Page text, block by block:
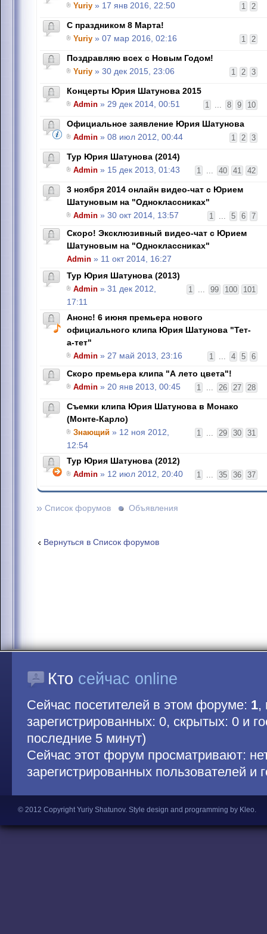
1 2
Yuriy » 17 янв 2016, 22:50
C праздником 8 Марта!
1 2
Yuriy » 07 мар 2016, 02:16
Поздравляю всех с Новым Годом!
1 2 3
Yuriy » 30 дек 2015, 23:06
Концерты Юрия Шатунова 2015
1 ... 8 9 10
Admin » 29 дек 2014, 00:51
Официальное заявление Юрия Шатунова
1 2 3
Admin » 08 июл 2012, 00:44
Тур Юрия Шатунова (2014)
1 ... 40 41 42
Admin » 15 дек 2013, 01:43
3 ноября 2014 онлайн видео-чат с Юрием
Шатуновым на "Одноклассниках"
1 ... 5 6 7
Admin » 30 окт 2014, 13:57
Скоро! Эксклюзивный видео-чат с Юрием
Шатуновым на "Одноклассниках"
Admin » 11 окт 2014, 16:27
Тур Юрия Шатунова (2013)
1 ... 99 100 101
Admin » 31 дек 2012,
17:11
Анонс! 6 июня премьера нового
официального клипа Юрия Шатунова "Тет-
а-тет"
1 ... 4 5 6
Admin » 27 май 2013, 23:16
Скоро премьера клипа "А лето цвета"!
1 ... 26 27 28
Admin » 20 янв 2013, 00:45
Съемки клипа Юрия Шатунова в Монако
(Монте-Карло)
1 ... 29 30 31
Знающий » 12 ноя 2012,
12:54
Тур Юрия Шатунова (2012)
1 ... 35 36 37
Admin » 12 июл 2012, 20:40
» Список форумов Объявления
Вернуться в Список форумов
Кто сейчас online
Сейчас посетителей в этом форуме: 1,
зарегистрированных: 0, скрытых: 0 и
последние 5 минут)
Сейчас этот форум просматривают:
зарегистрированных пользователей и
© 2012 Copyright Yuriy Shatunov. Style design and programming by Kleo.